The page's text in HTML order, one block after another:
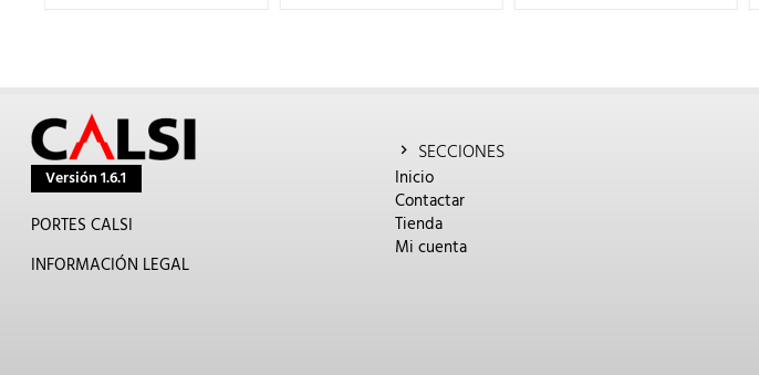
Versión 1.6.1
PORTES CALSI
INFORMACIÓN LEGAL
SECCIONES
Inicio
Contactar
Tienda
Mi cuenta